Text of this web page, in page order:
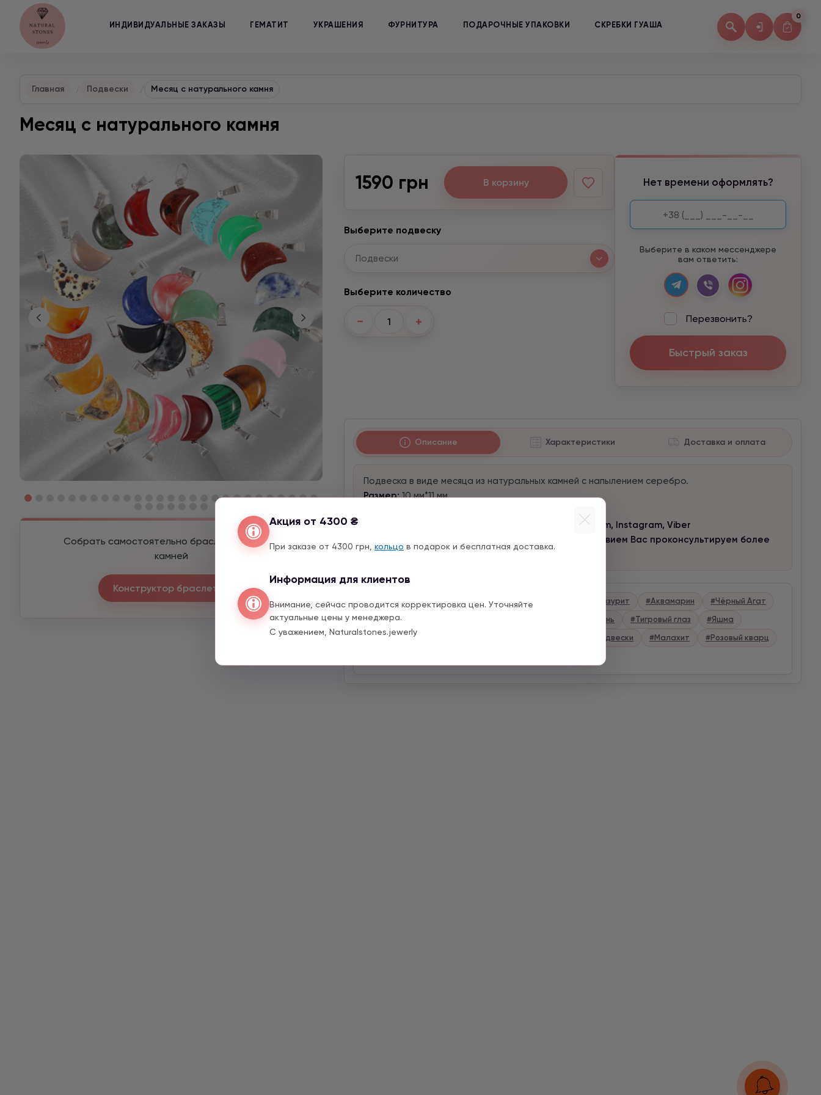
Акция от 4300 ₴
При заказе от 4300 грн, кольцо в подарок и бесплатная доставка.
Информация для клиентов
Внимание, сейчас проводится корректировка цен. Уточняйте
актуальные цены у менеджера.
С уважением, Naturalstones.jewerly
ИНДИВИДУАЛЬНЫЕ ЗАКАЗЫ ГЕМАТИТ УКРАШЕНИЯ ФУРНИТУРА ПОДАРОЧНЫЕ УПАКОВКИ СКРЕБКИ ГУАША
0
Главная Подвески Месяц с натурального камня
Месяц с натурального камня
Собрать самостоятельно браслет из разных
камней
Конструктор браслетов
1590 грн В корзину
Выберите подвеску
Подвески
Выберите количество
− +
Нет времени оформлять?
Выберите в каком мессенджере
вам ответить:
Перезвонить?
Быстрый заказ
Описание Характеристики Доставка и оплата
Подвеска в виде месяца из натуральных камней с напылением серебро.
Размер:10 мм*11 мм
Для индивидуального заказа пишите нам в Telegram, Instagram, Viber
или оставьте сообщение на сайте, мы с удовольствием Вас проконсультируем более
подробно.
Теги: #Нефрит #Клубничный кварц #Лазурит #Аквамарин
#Чёрный Агат
#Агат
#Лунный камень #Тигровый глаз
#Яшма
#Моховый Агат
#Подвески #Малахит
#Розовый кварц